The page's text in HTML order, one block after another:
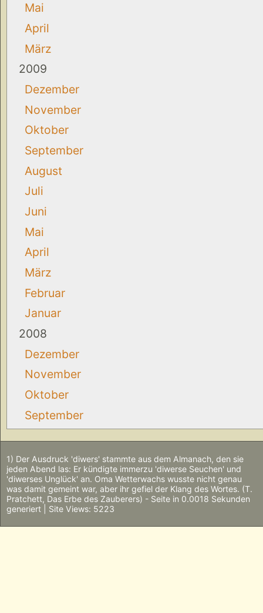
Mai
April
März
2009
Dezember
November
Oktober
September
August
Juli
Juni
Mai
April
März
Februar
Januar
2008
Dezember
November
Oktober
September
1) Der Ausdruck 'diwers' stammte aus dem Almanach, den sie
jeden Abend las: Er kündigte immerzu 'diwerse Seuchen' und
'diwerses Unglück' an. Oma Wetterwachs wusste nicht genau
was damit gemeint war, aber ihr gefiel der Klang des Wortes. (T.
Pratchett, Das Erbe des Zauberers) - Seite in 0.0018 Sekunden
generiert | Site Views: 5223